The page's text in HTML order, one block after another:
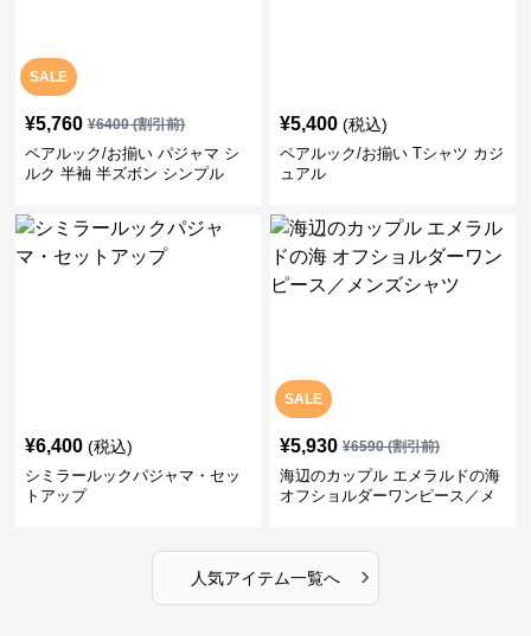
SALE
¥5,760 ¥6400(割引前)
ペアルック/お揃い パジャマ シ
ルク 半袖 半ズボン シンプル
¥5,400 (税込)
ペアルック/お揃い Tシャツ カジ
ュアル
¥6,400 (税込)
シミラールックパジャマ・セッ
トアップ
SALE
¥5,930 ¥6590(割引前)
海辺のカップル エメラルドの海
オフショルダーワンピース／メ
人気アイテム一覧へ ›